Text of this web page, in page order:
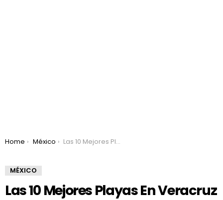
You are here:
Home México Las 10 Mejores Playas En Veracruz
MÉXICO
Las 10 Mejores Playas En Veracruz